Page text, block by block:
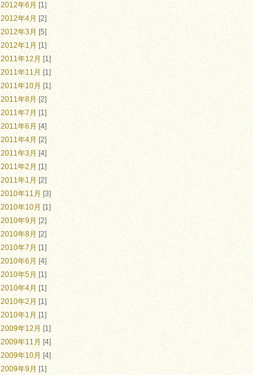
2012年6月 [1]
2012年4月 [2]
2012年3月 [5]
2012年1月 [1]
2011年12月 [1]
2011年11月 [1]
2011年10月 [1]
2011年8月 [2]
2011年7月 [1]
2011年6月 [4]
2011年4月 [2]
2011年3月 [4]
2011年2月 [1]
2011年1月 [2]
2010年11月 [3]
2010年10月 [1]
2010年9月 [2]
2010年8月 [2]
2010年7月 [1]
2010年6月 [4]
2010年5月 [1]
2010年4月 [1]
2010年2月 [1]
2010年1月 [1]
2009年12月 [1]
2009年11月 [4]
2009年10月 [4]
2009年9月 [1]